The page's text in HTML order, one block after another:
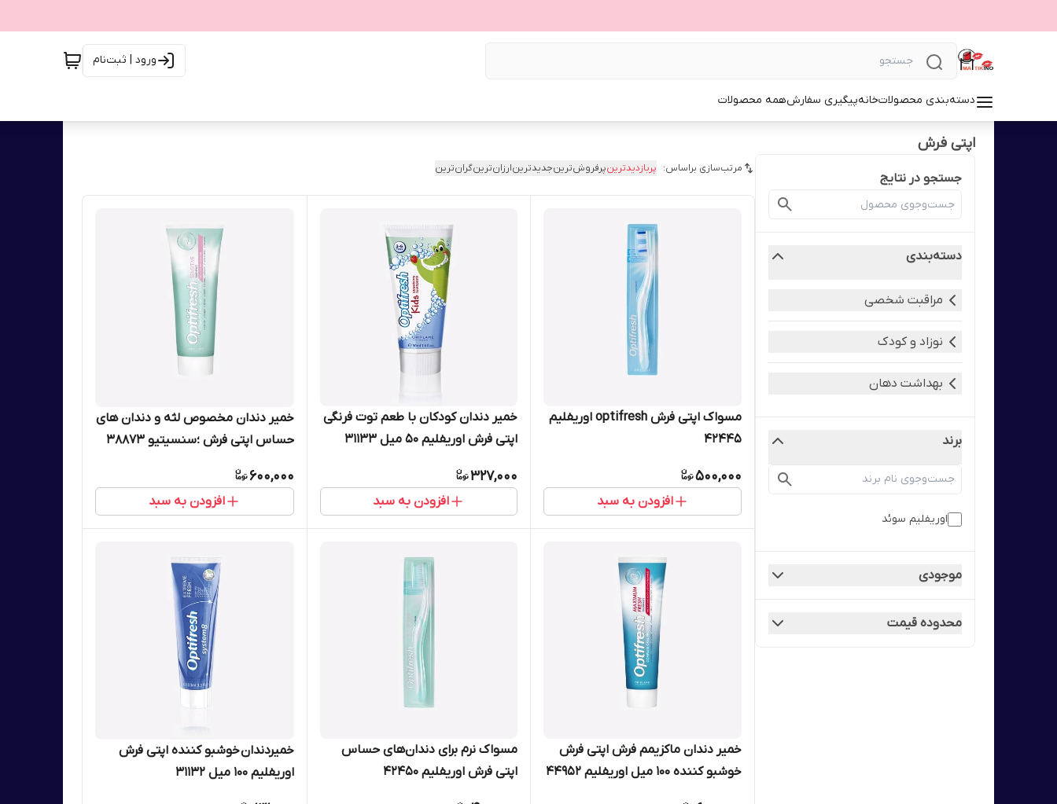
ورود | ثبت‌نام
دسته‌بندی محصولاتخانهپیگیری سفارشهمه محصولات
اپتی فرش
جستجو در نتایج
دسته‌بندی
مراقبت شخصی
نوزاد و کودک
بهداشت دهان
برند
اوریفلیم سوئد
موجودی
محدوده قیمت
مرتب‌سازی براساس: پربازدیدترینپرفروش‌ترینجدیدترینارزان‌ترینگران‌ترین
مسواک اپتی فرش optifresh اوریفلیم
42445
500,000
افزودن به سبد
خمیر دندان کودکان با طعم توت فرنگی
اپتی فرش اوریفلیم 50 میل 31133
327,000
افزودن به سبد
خمیر دندان مخصوص لثه و دندان های
حساس اپتی فرش ؛سنسیتیو 38873
600,000
افزودن به سبد
خمیر دندان ماکزیمم فرش اپتی فرش
خوشبو کننده 100 میل اوریفلیم 44952
مسواک نرم برای دندان‌های حساس
اپتی فرش اوریفلیم 42450
خمیردندان خوشبو کننده اپتی فرش
اوریفلیم 100 میل 31132